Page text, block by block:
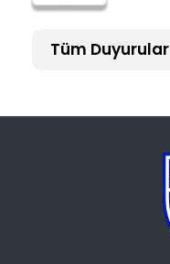
Tüm Duyurular